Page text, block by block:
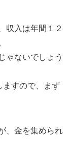
収入は年間１２
ゃないでしょう
ますので、まず
、金を集められ